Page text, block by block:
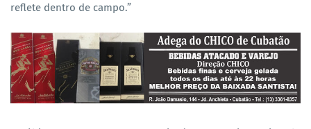
reflete dentro de campo.”